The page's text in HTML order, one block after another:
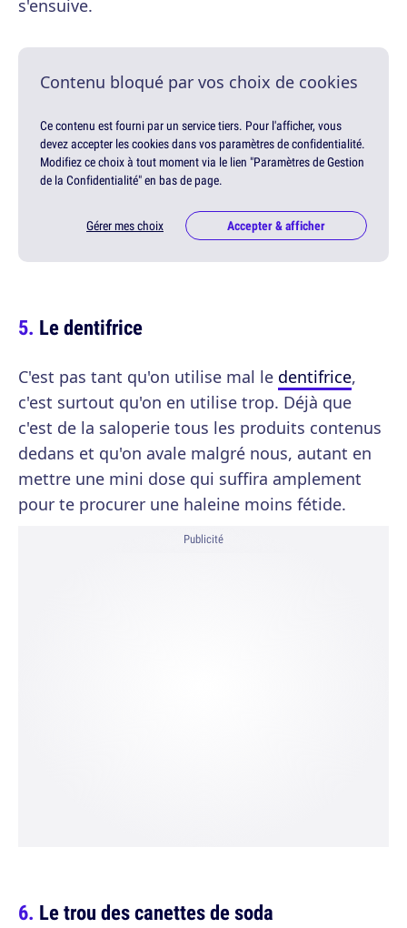
s'ensuive.
Contenu bloqué par vos choix de cookies
Ce contenu est fourni par un service tiers. Pour l'afficher, vous
devez accepter les cookies dans vos paramètres de confidentialité.
Modifiez ce choix à tout moment via le lien "Paramètres de Gestion
de la Confidentialité" en bas de page.
Gérer mes choix Accepter & afficher
Le dentifrice
C'est pas tant qu'on utilise mal le dentifrice,
c'est surtout qu'on en utilise trop. Déjà que
c'est de la saloperie tous les produits contenus
dedans et qu'on avale malgré nous, autant en
mettre une mini dose qui suffira amplement
pour te procurer une haleine moins fétide.
Publicité
Le trou des canettes de soda